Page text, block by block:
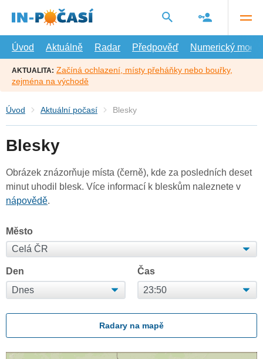
hlavní
Úvod
Aktuálně Radar Předpověď Numerický model
AKTUALITA: Začíná ochlazení, místy přeháňky nebo bouřky,
zejména na východě
Úvod Aktuální počasí Blesky
Blesky
Obrázek znázorňuje místa (černě), kde za posledních deset
minut uhodil blesk. Více informací k bleskům naleznete v
nápovědě.
Město
Den Čas
Radary na mapě